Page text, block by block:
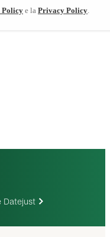
Datejust
Policye la Privacy Policy.